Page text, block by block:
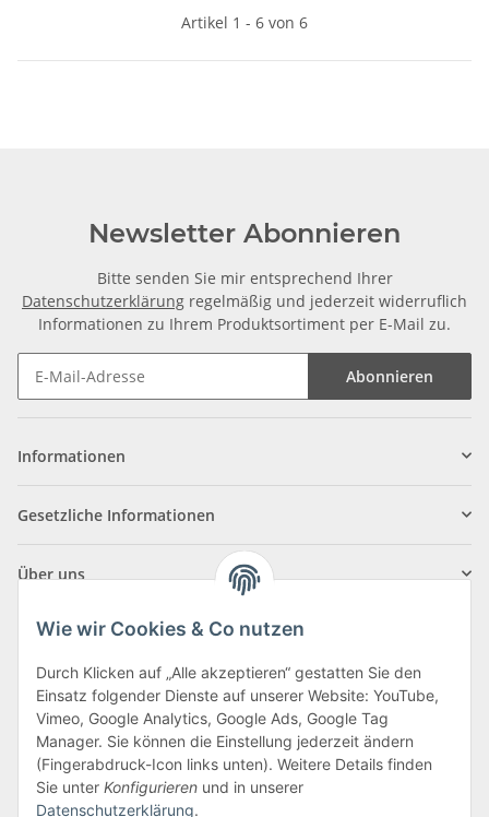
Artikel 1 - 6 von 6
Newsletter Abonnieren
Bitte senden Sie mir entsprechend Ihrer
Datenschutzerklärung regelmäßig und jederzeit widerruflich
Informationen zu Ihrem Produktsortiment per E-Mail zu.
Abonnieren
Informationen
Gesetzliche Informationen
Über uns
Klagenfurter Straße 29
9556 Liebenfels
Montag bis Donnerstag: 8:00 bis 16:30 Uhr
Freitag: 8:00 bis 12:00 Uhr
Wie wir Cookies & Co nutzen
Durch Klicken auf „Alle akzeptieren“ gestatten Sie den
Einsatz folgender Dienste auf unserer Website: YouTube,
Vimeo, Google Analytics, Google Ads, Google Tag
Manager. Sie können die Einstellung jederzeit ändern
(Fingerabdruck-Icon links unten). Weitere Details finden
Sie unter Konfigurieren und in unserer
Datenschutzerklärung.